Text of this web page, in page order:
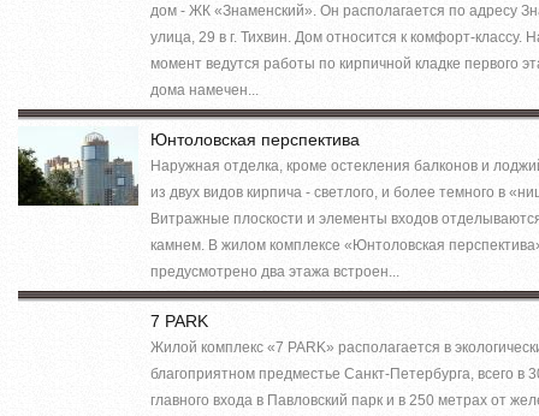
дом - ЖК «Знаменский». Он располагается по адресу
улица, 29 в г. Тихвин. Дом относится к комфорт-классу.
момент ведутся работы по кирпичной кладке первого
дома намечен...
Юнтоловская перспектива
Наружная отделка, кроме остекления балконов и
из двух видов кирпича - светлого, и более темного в
Витражные плоскости и элементы входов
камнем. В жилом комплексе «Юнтоловская
предусмотрено два этажа встроен...
7 PARK
Жилой комплекс «7 PARK» располагается в
благоприятном предместье Санкт-Петербурга, всего в
главного входа в Павловский парк и в 250 метрах от